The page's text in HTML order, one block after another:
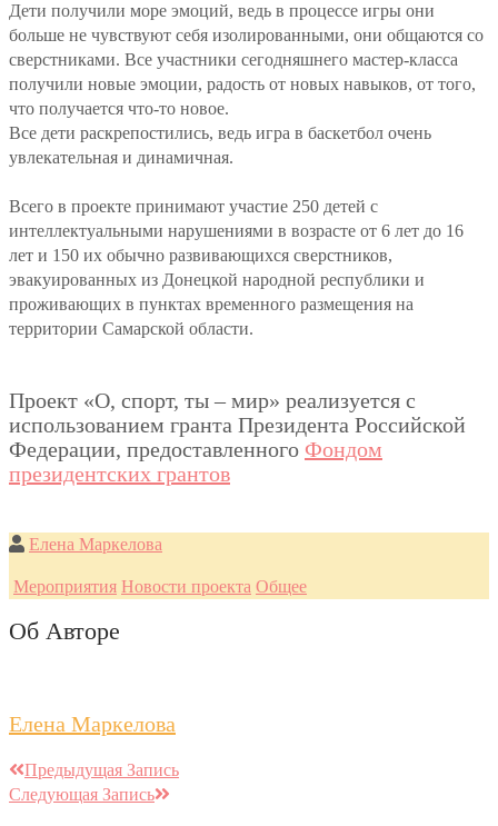
Дети получили море эмоций, ведь в процессе игры они
больше не чувствуют себя изолированными, они общаются со
сверстниками. Все участники сегодняшнего мастер-класса
получили новые эмоции, радость от новых навыков, от того,
что получается что-то новое.
Все дети раскрепостились, ведь игра в баскетбол очень
увлекательная и динамичная.
Всего в проекте принимают участие 250 детей с
интеллектуальными нарушениями в возрасте от 6 лет до 16
лет и 150 их обычно развивающихся сверстников,
эвакуированных из Донецкой народной республики и
проживающих в пунктах временного размещения на
территории Самарской области.
Проект «О, спорт, ты – мир» реализуется с
использованием гранта Президента Российской
Федерации, предоставленного Фондом
президентских грантов
Елена Маркелова
Мероприятия Новости проекта Общее
Об Авторе
Елена Маркелова
Предыдущая Запись
Следующая Запись